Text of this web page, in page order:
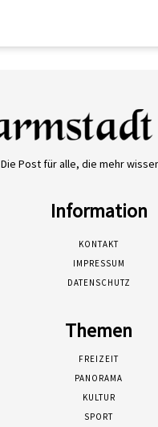
Die Post für alle, die mehr
Information
KONTAKT
IMPRESSUM
DATENSCHUTZ
Themen
FREIZEIT
PANORAMA
KULTUR
SPORT